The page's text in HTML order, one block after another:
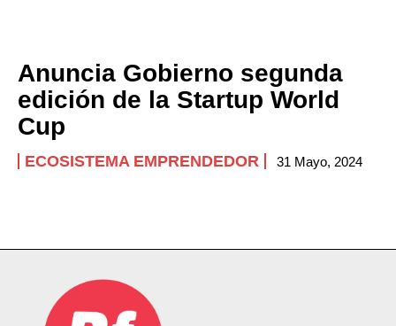
Anuncia Gobierno segunda
edición de la Startup World
Cup
ECOSISTEMA EMPRENDEDOR 31 Mayo, 2024